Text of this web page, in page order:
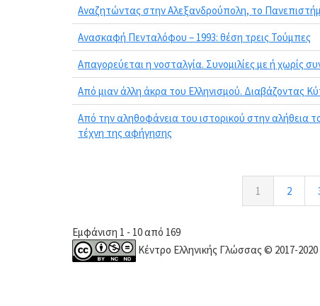
Αναζητώντας στην Αλεξανδρούπολη, το
Ανασκαφή Πενταλόφου – 1993: θέση τρεις Τούμπες
Απαγορεύεται η νοσταλγία. Συνομιλίες με ή χωρίς
Από μιαν άλλη άκρα του Ελληνισμού. Διαβάζοντας
Από την αληθοφάνεια του ιστορικού στην αλήθεια
τέχνη της αφήγησης
1 2
Εμφάνιση 1 - 10 από 169
Κέντρο Ελληνικής Γλώσσας © 2017-2020